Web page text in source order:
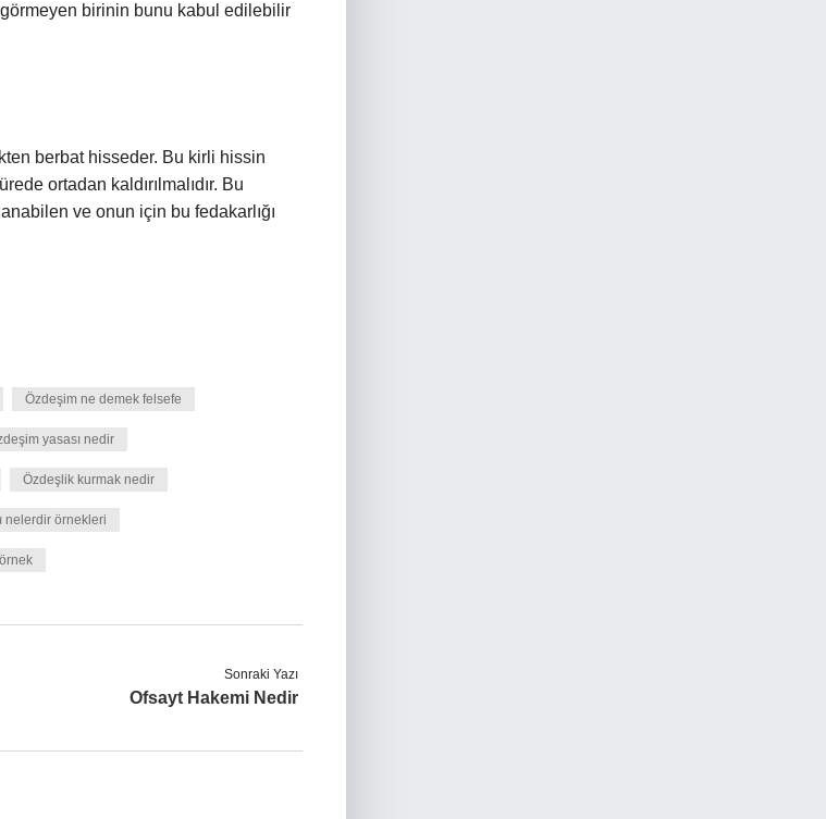
birinin bunu kabul edilebilir
berbat hisseder. Bu kirli hissin
ortadan kaldırılmalıdır. Bu
ve onun için bu fedakarlığı
Özdeşim ne demek felsefe
yasası nedir
Özdeşlik kurmak nedir
nelerdir örnekleri
Sonraki Yazı
Ofsayt Hakemi Nedir